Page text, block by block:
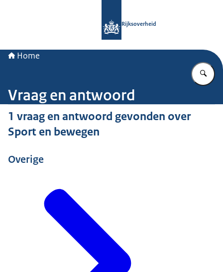
Rijksoverheid
Home
Vraag en antwoord
1 vraag en antwoord gevonden over
Sport en bewegen
Overige